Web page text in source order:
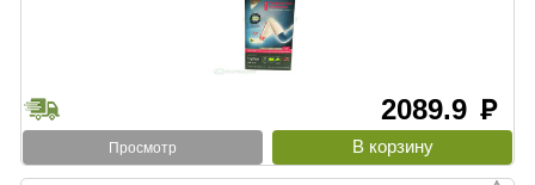
2089.9 руб
Просмотр